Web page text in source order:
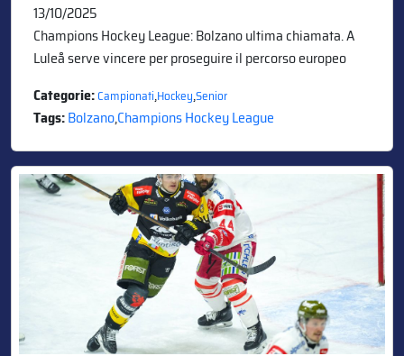
13/10/2025
Champions Hockey League: Bolzano ultima chiamata. A
Luleå serve vincere per proseguire il percorso europeo
Categorie:Campionati,Hockey,Senior
Tags:Bolzano,Champions Hockey League